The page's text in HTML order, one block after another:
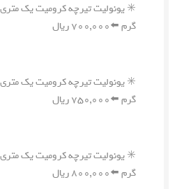
گرم ⬅️۷۰۰,۰۰۰ ریال
گرم ⬅️۷۵۰,۰۰۰ ریال
گرم ⬅️۸۰۰,۰۰۰ ریال